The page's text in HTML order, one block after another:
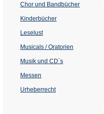
Chor und Bandbücher
Kinderbücher
Leselust
Musicals / Oratorien
Musik und CD´s
Messen
Urheberrecht